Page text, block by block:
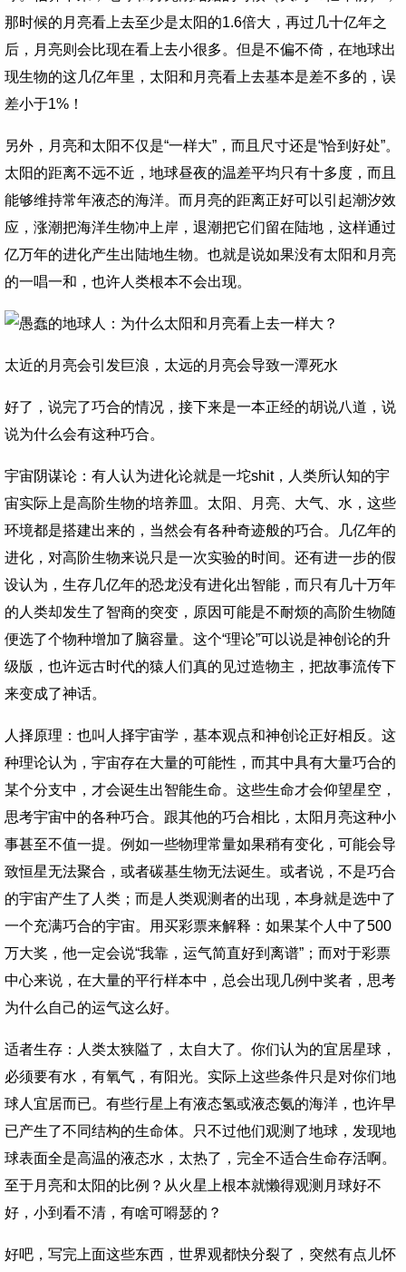
那时候的月亮看上去至少是太阳的1.6倍大，再过几十亿年之
后，月亮则会比现在看上去小很多。但是不偏不倚，在地球出
现生物的这几亿年里，太阳和月亮看上去基本是差不多的，误
差小于1%！
另外，月亮和太阳不仅是“一样大”，而且尺寸还是“恰到好处”。
太阳的距离不远不近，地球昼夜的温差平均只有十多度，而且
能够维持常年液态的海洋。而月亮的距离正好可以引起潮汐效
应，涨潮把海洋生物冲上岸，退潮把它们留在陆地，这样通过
亿万年的进化产生出陆地生物。也就是说如果没有太阳和月亮
的一唱一和，也许人类根本不会出现。
太近的月亮会引发巨浪，太远的月亮会导致一潭死水
好了，说完了巧合的情况，接下来是一本正经的胡说八道，说
说为什么会有这种巧合。
宇宙阴谋论：有人认为进化论就是一坨shit，人类所认知的宇
宙实际上是高阶生物的培养皿。太阳、月亮、大气、水，这些
环境都是搭建出来的，当然会有各种奇迹般的巧合。几亿年的
进化，对高阶生物来说只是一次实验的时间。还有进一步的假
设认为，生存几亿年的恐龙没有进化出智能，而只有几十万年
的人类却发生了智商的突变，原因可能是不耐烦的高阶生物随
便选了个物种增加了脑容量。这个“理论”可以说是神创论的升
级版，也许远古时代的猿人们真的见过造物主，把故事流传下
来变成了神话。
人择原理：也叫人择宇宙学，基本观点和神创论正好相反。这
种理论认为，宇宙存在大量的可能性，而其中具有大量巧合的
某个分支中，才会诞生出智能生命。这些生命才会仰望星空，
思考宇宙中的各种巧合。跟其他的巧合相比，太阳月亮这种小
事甚至不值一提。例如一些物理常量如果稍有变化，可能会导
致恒星无法聚合，或者碳基生物无法诞生。或者说，不是巧合
的宇宙产生了人类；而是人类观测者的出现，本身就是选中了
一个充满巧合的宇宙。用买彩票来解释：如果某个人中了500
万大奖，他一定会说“我靠，运气简直好到离谱”；而对于彩票
中心来说，在大量的平行样本中，总会出现几例中奖者，思考
为什么自己的运气这么好。
适者生存：人类太狭隘了，太自大了。你们认为的宜居星球，
必须要有水，有氧气，有阳光。实际上这些条件只是对你们地
球人宜居而已。有些行星上有液态氢或液态氨的海洋，也许早
已产生了不同结构的生命体。只不过他们观测了地球，发现地
球表面全是高温的液态水，太热了，完全不适合生命存活啊。
至于月亮和太阳的比例？从火星上根本就懒得观测月球好不
好，小到看不清，有啥可嘚瑟的？
好吧，写完上面这些东西，世界观都快分裂了，突然有点儿怀